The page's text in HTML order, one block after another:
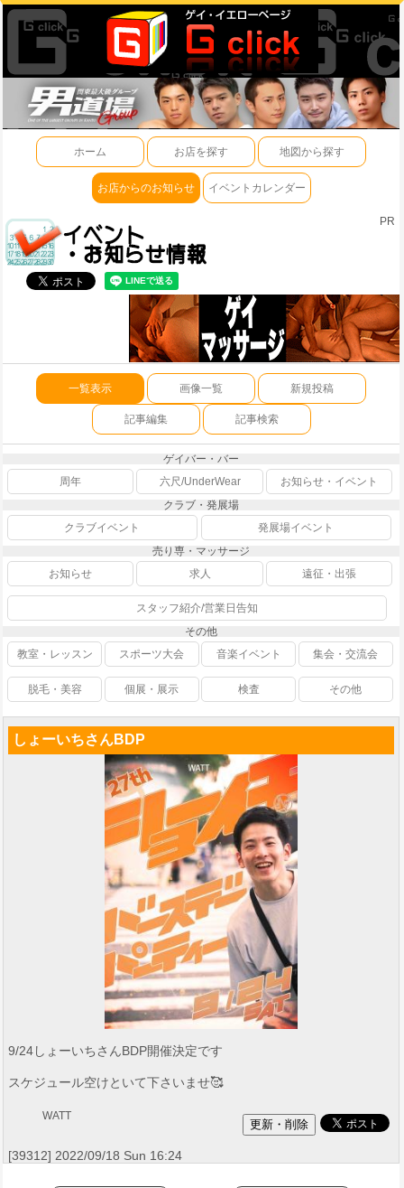
ホーム お店を探す 地図から探す
お店からのお知らせ イベントカレンダー
PR
一覧表示 画像一覧 新規投稿
記事編集 記事検索
ゲイバー・バー
周年
六尺/UnderWear
お知らせ・イベント
クラブ・発展場
クラブイベント
発展場イベント
売り専・マッサージ
お知らせ
求人 遠征・出張
スタッフ紹介/営業日告知
その他
教室・レッスン
スポーツ大会 音楽イベント 集会・交流会
脱毛・美容 個展・展示 検査 その他
しょーいちさんBDP
9/24しょーいちさんBDP開催決定です
スケジュール空けといて下さいませ🥰
WATT
[39312] 2022/09/18 Sun 16:24